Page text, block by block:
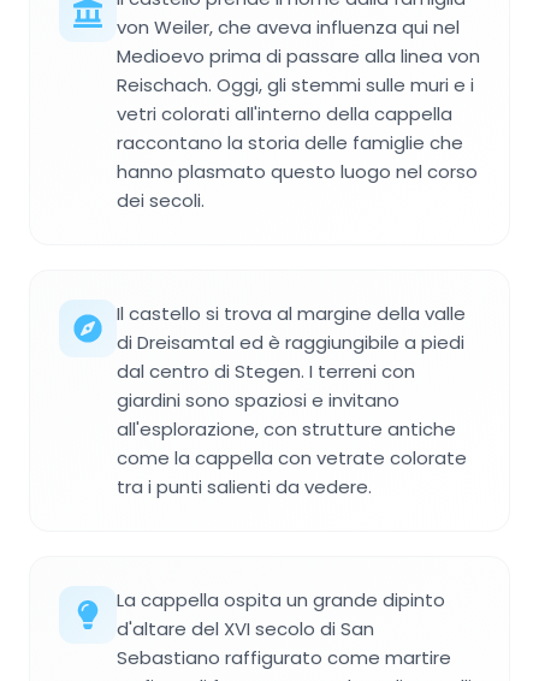
von Weiler, che aveva influenza qui nel
Medioevo prima di passare alla linea von
Reischach. Oggi, gli stemmi sulle muri e i
vetri colorati all'interno della cappella
raccontano la storia delle famiglie che
hanno plasmato questo luogo nel corso
dei secoli.
Il castello si trova al margine della valle
di Dreisamtal ed è raggiungibile a piedi
dal centro di Stegen. I terreni con
giardini sono spaziosi e invitano
all'esplorazione, con strutture antiche
come la cappella con vetrate colorate
tra i punti salienti da vedere.
La cappella ospita un grande dipinto
d'altare del XVI secolo di San
Sebastiano raffigurato come martire